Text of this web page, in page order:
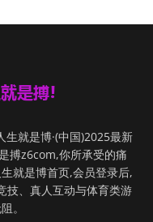
就是博·(中国)2025最新
搏z6com,你所承受的痛
就是博首页,会员登录后,
技、真人互动与体育类游
。